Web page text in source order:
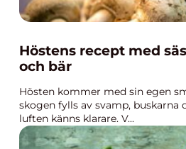
Höstens recept med
och bär
Hösten kommer med sin egen
skogen fylls av svamp, buskarna
luften känns klarare. V...